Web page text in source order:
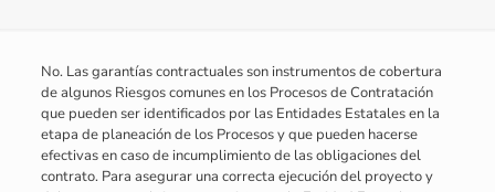
No. Las garantías contractuales son instrumentos de cobertura
de algunos Riesgos comunes en los Procesos de Contratación
que pueden ser identificados por las Entidades Estatales en la
etapa de planeación de los Procesos y que pueden hacerse
efectivas en caso de incumplimiento de las obligaciones del
contrato. Para asegurar una correcta ejecución del proyecto y